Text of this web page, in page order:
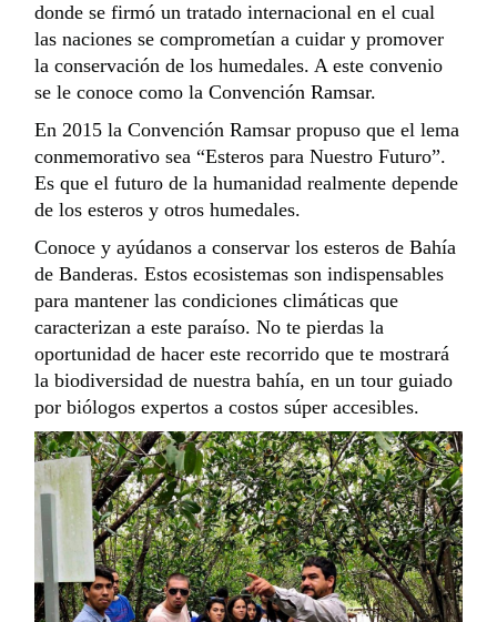
donde se firmó un tratado internacional en el cual
las naciones se comprometían a cuidar y promover
la conservación de los humedales. A este convenio
se le conoce como laConvención Ramsar.
En 2015 la Convención Ramsar propuso que el lema
conmemorativo sea “Esteros para Nuestro Futuro”.
Es que el futuro de la humanidad realmente depende
de los esteros y otros humedales.
Conoce y ayúdanos a conservar los esteros de Bahía
de Banderas. Estos ecosistemas son indispensables
para mantener las condiciones climáticas que
caracterizan a este paraíso. No te pierdas la
oportunidad de hacer este recorrido que te mostrará
la biodiversidad de nuestra bahía, en un tour guiado
por biólogos expertos a costos súper accesibles.